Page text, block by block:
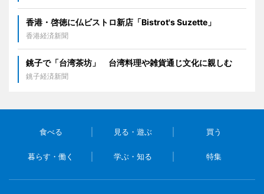
香港・啓徳に仏ビストロ新店「Bistrot's Suzette」
香港経済新聞
銚子で「台湾茶坊」 台湾料理や雑貨通じ文化に親しむ
銚子経済新聞
食べる 見る・遊ぶ 買う
暮らす・働く 学ぶ・知る 特集